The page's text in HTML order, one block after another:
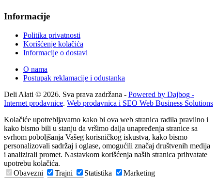
Informacije
Politika privatnosti
Korišćenje kolačića
Informacije o dostavi
O nama
Postupak reklamacije i odustanka
Deli Alati © 2026. Sva prava zadržana - Powered by Dajbog -
Internet prodavnice. Web prodavnica i SEO Web Business Solutions
Kolačiće upotrebljavamo kako bi ova web stranica radila pravilno i
kako bismo bili u stanju da vršimo dalja unapređenja stranice sa
svrhom poboljšanja Vašeg korisničkog iskustva, kako bismo
personalizovali sadržaj i oglase, omogućili značaj društvenih medija
i analizirali promet. Nastavkom korišćenja naših stranica prihvatate
upotrebu kolačića.
Obavezni
Trajni Statistika Marketing